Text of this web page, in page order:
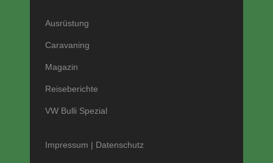
Ausrüstung
Caravaning
Magazin
Reiseberichte
VW Bulli Spezial
Impressum | Datenschutz